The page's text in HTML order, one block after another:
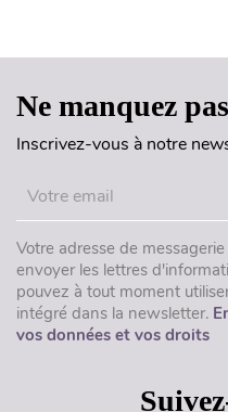
Ne manquez
Inscrivez-vous à notre
Votre adresse de
envoyer les lettres
pouvez à tout moment
intégré dans la newsletter.
vos données et vos droits